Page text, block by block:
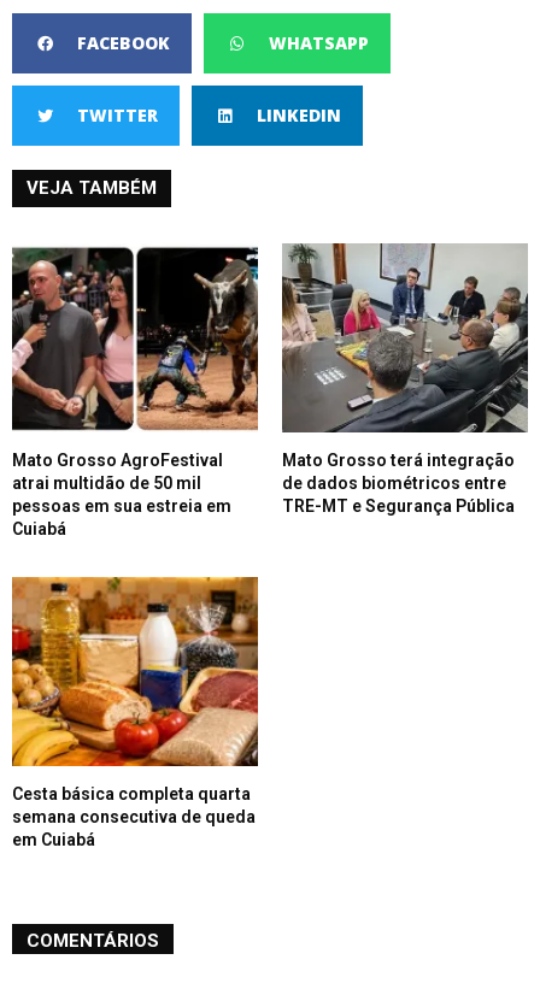
FACEBOOK WHATSAPP
TWITTER LINKEDIN
VEJA TAMBÉM
Mato Grosso AgroFestival
atrai multidão de 50 mil
pessoas em sua estreia em
Cuiabá
Mato Grosso terá integração
de dados biométricos entre
TRE-MT e Segurança Pública
Cesta básica completa quarta
semana consecutiva de queda
em Cuiabá
COMENTÁRIOS